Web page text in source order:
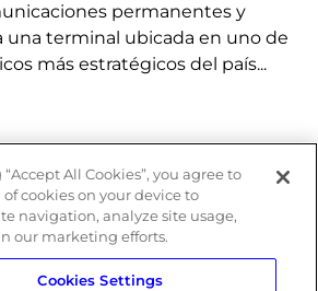
permanentes y
una terminal ubicada en uno de
más estratégicos del país...
All Cookies”, you agree to
cookies on your device to
navigation, analyze site usage,
our marketing efforts.
Cookies Settings